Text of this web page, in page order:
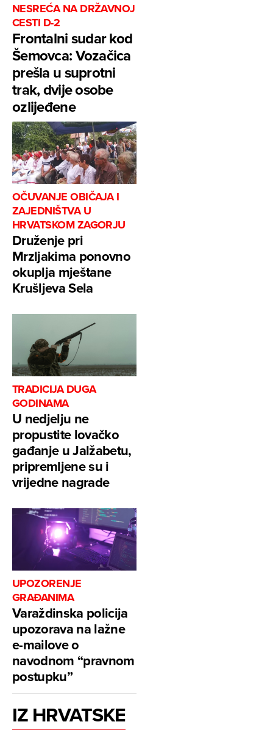
NESREĆA NA DRŽAVNOJ
CESTI D-2
Frontalni sudar kod
Šemovca: Vozačica
prešla u suprotni
trak, dvije osobe
ozlijeđene
OČUVANJE OBIČAJA I
ZAJEDNIŠTVA U
HRVATSKOM ZAGORJU
Druženje pri
Mrzljakima ponovno
okuplja mještane
Krušljeva Sela
TRADICIJA DUGA
GODINAMA
U nedjelju ne
propustite lovačko
gađanje u Jalžabetu,
pripremljene su i
vrijedne nagrade
UPOZORENJE
GRAĐANIMA
Varaždinska policija
upozorava na lažne
e-mailove o
navodnom “pravnom
postupku”
IZ HRVATSKE